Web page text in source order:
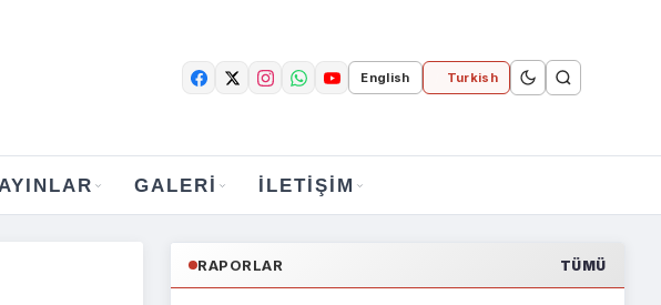
English Turkish
GALERI İLETIŞIM
RAPORLAR TÜMÜ